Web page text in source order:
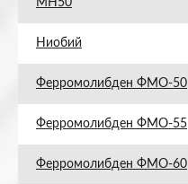
МН50
Ниобий
Ферромолибден ФМО-50
Ферромолибден ФМО-55
Ферромолибден ФМО-60